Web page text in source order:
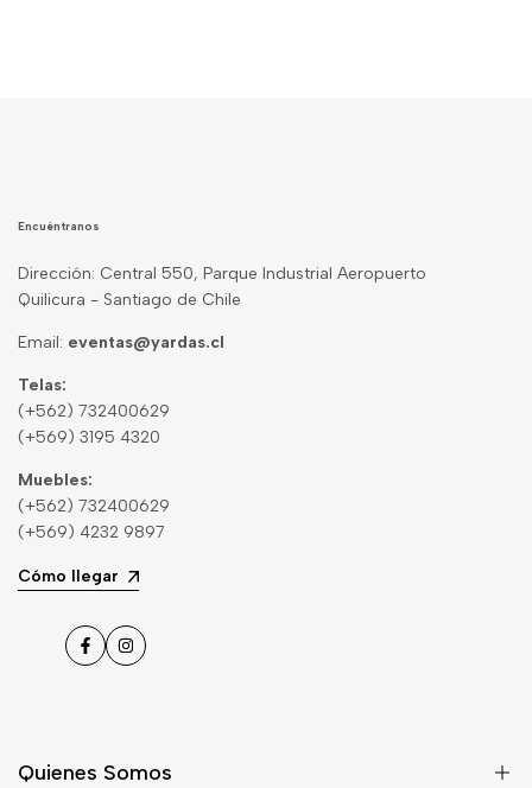
Encuéntranos
Dirección: Central 550, Parque Industrial Aeropuerto
Quilicura - Santiago de Chile
Email: eventas@yardas.cl
Telas:
(+562) 732400629
(+569) 3195 4320
Muebles:
(+562) 732400629
(+569) 4232 9897
Cómo llegar
FacebookInstagram
Quienes Somos